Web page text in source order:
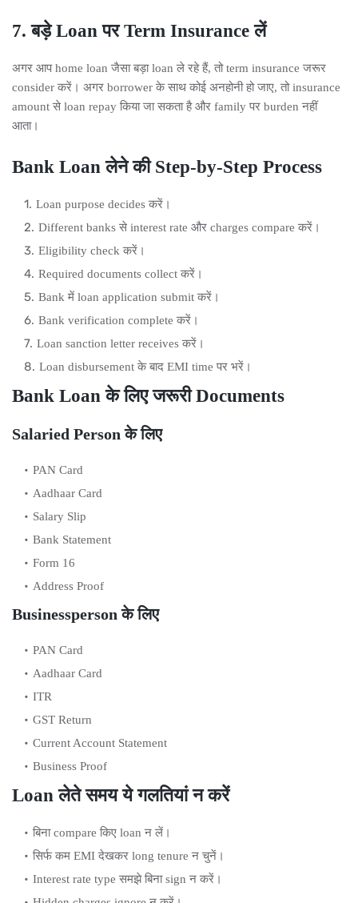
7. बड़े Loan पर Term Insurance लें
अगर आप home loan जैसा बड़ा loan ले रहे हैं, तो term insurance जरूर
consider करें। अगर borrower के साथ कोई अनहोनी हो जाए, तो insurance
amount से loan repay किया जा सकता है और family पर burden नहीं
आता।
Bank Loan लेने की Step-by-Step Process
Loan purpose decides करें।
Different banks से interest rate और charges compare करें।
Eligibility check करें।
Required documents collect करें।
Bank में loan application submit करें।
Bank verification complete करें।
Loan sanction letter receives करें।
Loan disbursement के बाद EMI time पर भरें।
Bank Loan के लिए जरूरी Documents
Salaried Person के लिए
PAN Card
Aadhaar Card
Salary Slip
Bank Statement
Form 16
Address Proof
Businessperson के लिए
PAN Card
Aadhaar Card
ITR
GST Return
Current Account Statement
Business Proof
Loan लेते समय ये गलतियां न करें
बिना compare किए loan न लें।
सिर्फ कम EMI देखकर long tenure न चुनें।
Interest rate type समझे बिना sign न करें।